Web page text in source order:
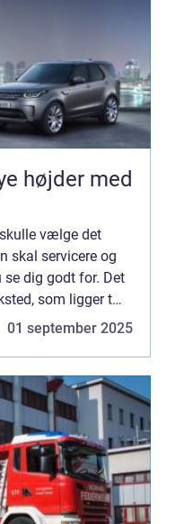
højder med
vælge det
skal servicere og
se dig godt for. Det
som ligger tæt
på. Hvorfor s...
01 september 2025